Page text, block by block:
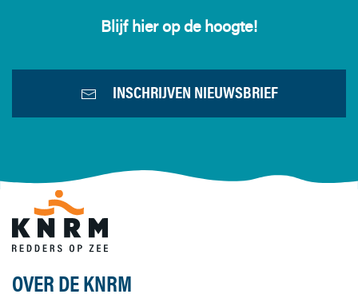
Blijf hier op de hoogte!
INSCHRIJVEN NIEUWSBRIEF
OVER DE KNRM